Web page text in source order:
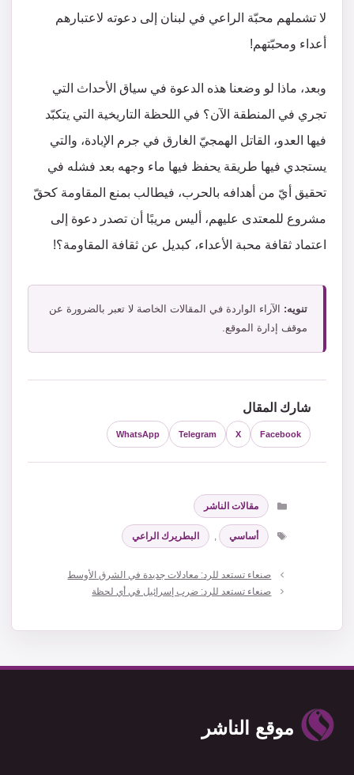
لا تشملهم محبّة الراعي في لبنان إلى دعوته لاعتبارهم
أعداء ومحبّتهم!
وبعد، ماذا لو وضعنا هذه الدعوة في سياق الأحداث التي
تجري في المنطقة الآن؟ في اللحظة التاريخية التي يتكبّد
فيها العدو، القاتل الهمجيّ الغارق في جرم الإبادة، والتي
يستجدي فيها طريقة يحفظ فيها ماء وجهه بعد فشله في
تحقيق أيّ من أهدافه بالحرب، فيطالب بمنع المقاومة كحقّ
مشروع للمعتدى عليهم، أليس مريبًا أن تصدر دعوة إلى
اعتماد ثقافة محبة الأعداء، كبديل عن ثقافة المقاومة؟!
تنويه: الآراء الواردة في المقالات الخاصة لا تعبر بالضرورة عن
موقف إدارة الموقع.
شارك المقال
Facebook
X
Telegram
WhatsApp
التصنيفات
مقالات الناشر
الوسوم
أساسي , البطريرك الراعي
صنعاء تستعد للرد: معادلات جديدة في الشرق الأوسط
صنعاء تستعد للرد: ضرب إسرائيل في أي لحظة
موقع الناشر